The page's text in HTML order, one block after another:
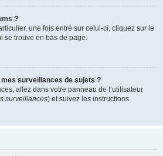
?
une fois entré sur celui-ci, cliquez sur le
se trouve en bas de page.
surveillances de sujets ?
allez dans votre panneau de l’utilisateur
surveillances) et suivez les instructions.